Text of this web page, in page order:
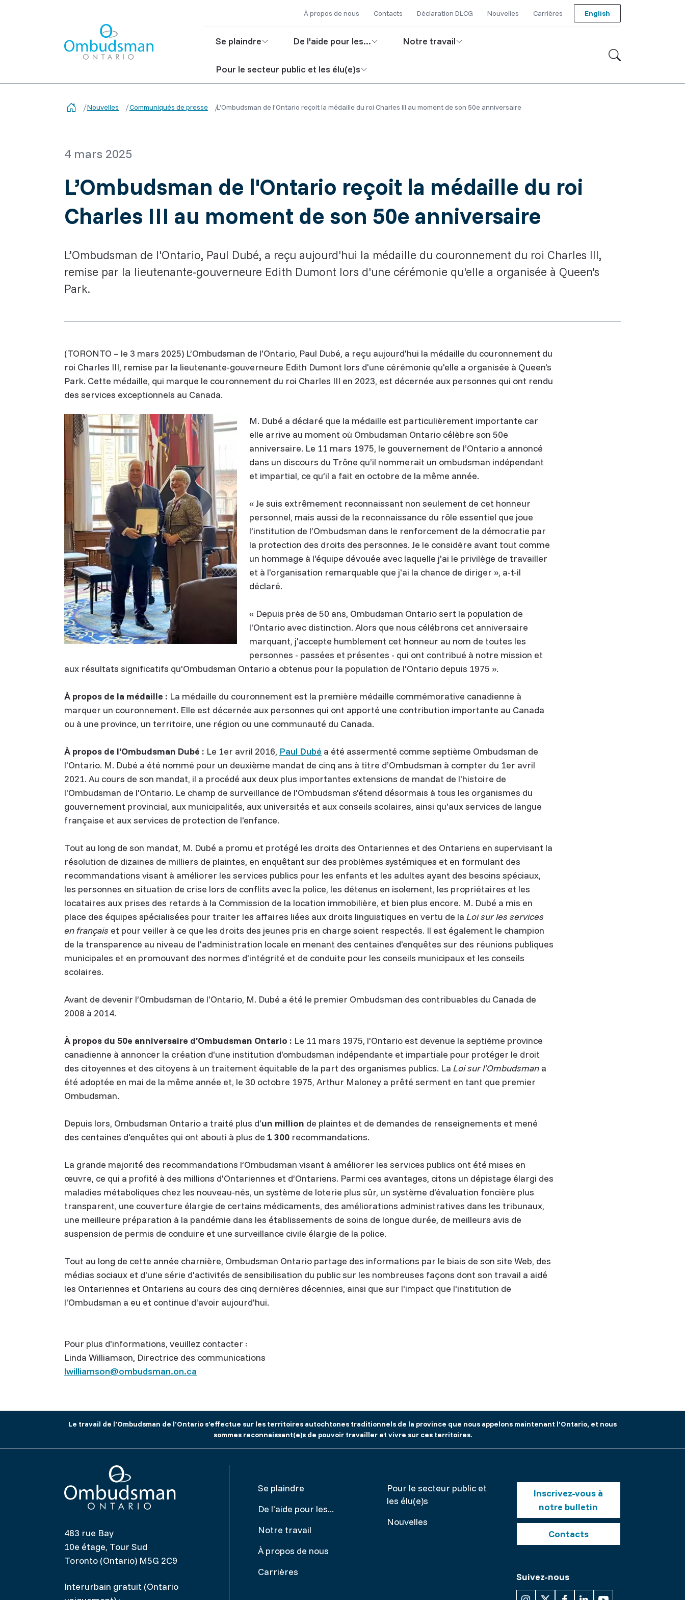
content
Secondary
À propos de nous Contacts Déclaration DLCG Nouvelles Carrières English
Main
Se plaindre De l'aide pour les... Notre travail
Pour le secteur public et les élu(e)s
Nouvelles Communiqués de presse L’Ombudsman de l'Ontario reçoit la médaille du roi Charles III au moment de son 50e anniversaire
4 mars 2025
L’Ombudsman de l'Ontario reçoit la médaille du roi
Charles III au moment de son 50e anniversaire
L’Ombudsman de l'Ontario, Paul Dubé, a reçu aujourd'hui la médaille du couronnement du roi Charles III,
remise par la lieutenante-gouverneure Edith Dumont lors d'une cérémonie qu'elle a organisée à Queen's
Park.
(TORONTO – le 3 mars 2025) L’Ombudsman de l'Ontario, Paul Dubé, a reçu aujourd'hui la médaille du couronnement du
roi Charles III, remise par la lieutenante-gouverneure Edith Dumont lors d'une cérémonie qu'elle a organisée à Queen's
Park. Cette médaille, qui marque le couronnement du roi Charles III en 2023, est décernée aux personnes qui ont rendu
des services exceptionnels au Canada.
M. Dubé a déclaré que la médaille est particulièrement importante car
elle arrive au moment où Ombudsman Ontario célèbre son 50e
anniversaire. Le 11 mars 1975, le gouvernement de l’Ontario a annoncé
dans un discours du Trône qu’il nommerait un ombudsman indépendant
et impartial, ce qu’il a fait en octobre de la même année.
« Je suis extrêmement reconnaissant non seulement de cet honneur
personnel, mais aussi de la reconnaissance du rôle essentiel que joue
l’institution de l’Ombudsman dans le renforcement de la démocratie par
la protection des droits des personnes. Je le considère avant tout comme
un hommage à l'équipe dévouée avec laquelle j'ai le privilège de travailler
et à l'organisation remarquable que j'ai la chance de diriger », a-t-il
déclaré.
« Depuis près de 50 ans, Ombudsman Ontario sert la population de
l'Ontario avec distinction. Alors que nous célébrons cet anniversaire
marquant, j'accepte humblement cet honneur au nom de toutes les
personnes - passées et présentes - qui ont contribué à notre mission et
aux résultats significatifs qu'Ombudsman Ontario a obtenus pour la population de l'Ontario depuis 1975 ».
À propos de la médaille : La médaille du couronnement est la première médaille commémorative canadienne à
marquer un couronnement. Elle est décernée aux personnes qui ont apporté une contribution importante au Canada
ou à une province, un territoire, une région ou une communauté du Canada.
À propos de l'Ombudsman Dubé : Le 1er avril 2016, Paul Dubé a été assermenté comme septième Ombudsman de
l'Ontario. M. Dubé a été nommé pour un deuxième mandat de cinq ans à titre d’Ombudsman à compter du 1er avril
2021. Au cours de son mandat, il a procédé aux deux plus importantes extensions de mandat de l'histoire de
l'Ombudsman de l'Ontario. Le champ de surveillance de l'Ombudsman s'étend désormais à tous les organismes du
gouvernement provincial, aux municipalités, aux universités et aux conseils scolaires, ainsi qu'aux services de langue
française et aux services de protection de l'enfance.
Tout au long de son mandat, M. Dubé a promu et protégé les droits des Ontariennes et des Ontariens en supervisant la
résolution de dizaines de milliers de plaintes, en enquêtant sur des problèmes systémiques et en formulant des
recommandations visant à améliorer les services publics pour les enfants et les adultes ayant des besoins spéciaux,
les personnes en situation de crise lors de conflits avec la police, les détenus en isolement, les propriétaires et les
locataires aux prises des retards à la Commission de la location immobilière, et bien plus encore. M. Dubé a mis en
place des équipes spécialisées pour traiter les affaires liées aux droits linguistiques en vertu de la Loi sur les services
en français et pour veiller à ce que les droits des jeunes pris en charge soient respectés. Il est également le champion
de la transparence au niveau de l'administration locale en menant des centaines d'enquêtes sur des réunions publiques
municipales et en promouvant des normes d'intégrité et de conduite pour les conseils municipaux et les conseils
scolaires.
Avant de devenir l’Ombudsman de l'Ontario, M. Dubé a été le premier Ombudsman des contribuables du Canada de
2008 à 2014.
À propos du 50e anniversaire d’Ombudsman Ontario : Le 11 mars 1975, l'Ontario est devenue la septième province
canadienne à annoncer la création d'une institution d'ombudsman indépendante et impartiale pour protéger le droit
des citoyennes et des citoyens à un traitement équitable de la part des organismes publics. La Loi sur l'Ombudsman a
été adoptée en mai de la même année et, le 30 octobre 1975, Arthur Maloney a prêté serment en tant que premier
Ombudsman.
Depuis lors, Ombudsman Ontario a traité plus d'un million de plaintes et de demandes de renseignements et mené
des centaines d'enquêtes qui ont abouti à plus de 1 300 recommandations.
La grande majorité des recommandations l’Ombudsman visant à améliorer les services publics ont été mises en
œuvre, ce qui a profité à des millions d'Ontariennes et d’Ontariens. Parmi ces avantages, citons un dépistage élargi des
maladies métaboliques chez les nouveau-nés, un système de loterie plus sûr, un système d'évaluation foncière plus
transparent, une couverture élargie de certains médicaments, des améliorations administratives dans les tribunaux,
une meilleure préparation à la pandémie dans les établissements de soins de longue durée, de meilleurs avis de
suspension de permis de conduire et une surveillance civile élargie de la police.
Tout au long de cette année charnière, Ombudsman Ontario partage des informations par le biais de son site Web, des
médias sociaux et d'une série d'activités de sensibilisation du public sur les nombreuses façons dont son travail a aidé
les Ontariennes et Ontariens au cours des cinq dernières décennies, ainsi que sur l'impact que l'institution de
l'Ombudsman a eu et continue d'avoir aujourd'hui.
Pour plus d'informations, veuillez contacter :
Linda Williamson, Directrice des communications
lwilliamson@ombudsman.on.ca
Le travail de l'Ombudsman de l'Ontario s'effectue sur les territoires autochtones traditionnels de la province que nous appelons maintenant l’Ontario, et nous
sommes reconnaissant(e)s de pouvoir travailler et vivre sur ces territoires.
483 rue Bay
10e étage, Tour Sud
Toronto (Ontario) M5G 2C9
Interurbain gratuit (Ontario
Footer
menu
Se plaindre
De l'aide pour les...
Notre travail
À propos de nous
Carrières
Make
a
complaint
Pour le secteur public et
les élu(e)s
Nouvelles
Footer
buttons
Inscrivez-vous à
notre bulletin
Contacts
Suivez-nous